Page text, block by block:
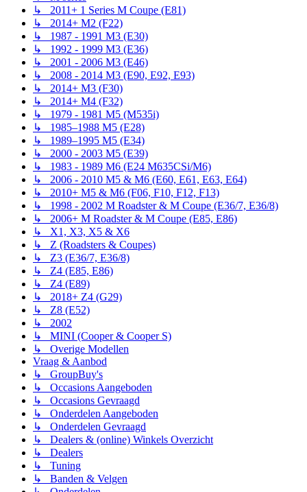
↳ 2011+ 1 Series M Coupe (E81)
↳ 2014+ M2 (F22)
↳ 1987 - 1991 M3 (E30)
↳ 1992 - 1999 M3 (E36)
↳ 2001 - 2006 M3 (E46)
↳ 2008 - 2014 M3 (E90, E92, E93)
↳ 2014+ M3 (F30)
↳ 2014+ M4 (F32)
↳ 1979 - 1981 M5 (M535i)
↳ 1985–1988 M5 (E28)
↳ 1989–1995 M5 (E34)
↳ 2000 - 2003 M5 (E39)
↳ 1983 - 1989 M6 (E24 M635CSi/M6)
↳ 2006 - 2010 M5 & M6 (E60, E61, E63, E64)
↳ 2010+ M5 & M6 (F06, F10, F12, F13)
↳ 1998 - 2002 M Roadster & M Coupe (E36/7, E36/8)
↳ 2006+ M Roadster & M Coupe (E85, E86)
↳ X1, X3, X5 & X6
↳ Z (Roadsters & Coupes)
↳ Z3 (E36/7, E36/8)
↳ Z4 (E85, E86)
↳ Z4 (E89)
↳ 2018+ Z4 (G29)
↳ Z8 (E52)
↳ 2002
↳ MINI (Cooper & Cooper S)
↳ Overige Modellen
Vraag & Aanbod
↳ GroupBuy's
↳ Occasions Aangeboden
↳ Occasions Gevraagd
↳ Onderdelen Aangeboden
↳ Onderdelen Gevraagd
↳ Dealers & (online) Winkels Overzicht
↳ Dealers
↳ Tuning
↳ Banden & Velgen